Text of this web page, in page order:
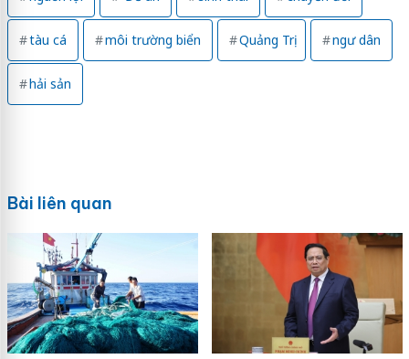
tàu cá môi trường biển Quảng Trị ngư dân
hải sản
Bài liên quan